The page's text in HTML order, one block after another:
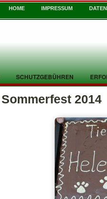
HOME IMPRESSUM
SCHUTZGEBÜHREN
Sommerfest 2014